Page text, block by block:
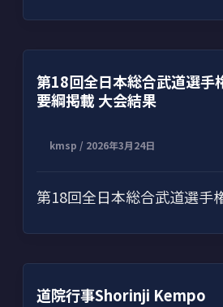
第18回全日本総合武道選手
要綱掲載 大会結果
kmsp / 2026年3月24日
第18回全日本総合武道選手
道院行事Shorinji Kempo